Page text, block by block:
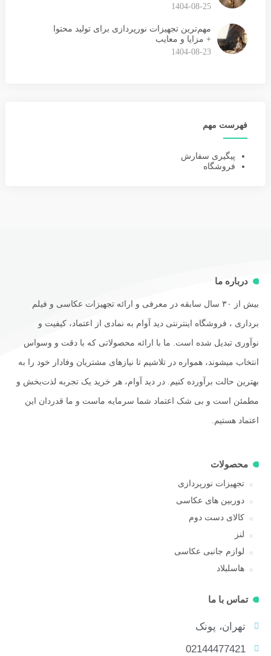
1404-08-25
مهم‌ترین تجهیزات نورپردازی برای تولید محتوا
+ مزایا و معایب
1404-08-23
فهرست مهم
پیگیری سفارش
فروشگاه
درباره ما
بیش از ۳۰ سال سابقه در معرفی و ارائه تجهیزات عکاسی و فیلم
برداری ، فروشگاه اینترنتی دید آوام به نمادی از اعتماد، کیفیت و
نوآوری تبدیل شده است. ما با ارائه محصولاتی که با دقت و وسواس
انتخاب میشوند، همواره در تلاشیم تا نیازهای مشتریان وفادار خود را به
بهترین حالت برآورده کنیم. در دید آوام، هر خرید یک تجربه لذت‌بخش و
مطمئن است و بی شک اعتماد شما سرمایه ماست و ما قدردان این
اعتماد هستیم.
محصولات
تجهیزات نورپردازی
دوربین های عکاسی
کالای دست دوم
لنز
لوازم جانبی عکاسی
هاسلبلاد
تماس با ما
تهران، پونک
02144477421